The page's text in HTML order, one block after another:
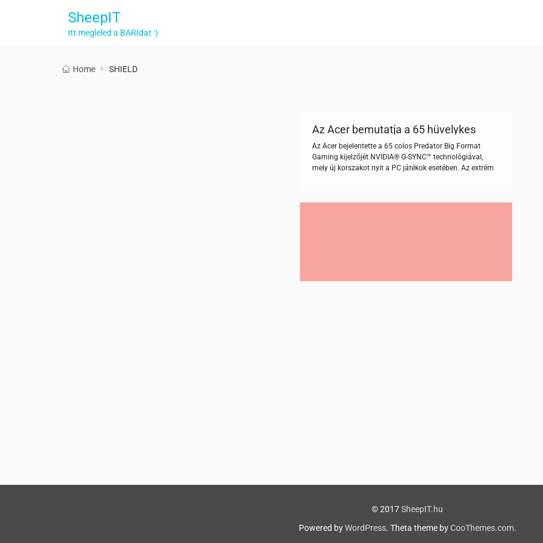
SheepIT
Itt megleled a BARIdat :)
Home SHIELD
Az Acer bemutatja a 65 hüvelykes
Predator monitort
Az Acer bejelentette a 65 colos Predator Big Format
Gaming kijelzőjét NVIDIA® G-SYNC™ technológiával,
mely új korszakot nyit a PC játékok esetében. Az extrém
testvérei, integrálja az NVIDIA SHIELD™ streaming
© 2017SheepIT.hu
Powered byWordPress. Theta theme by CooThemes.com.